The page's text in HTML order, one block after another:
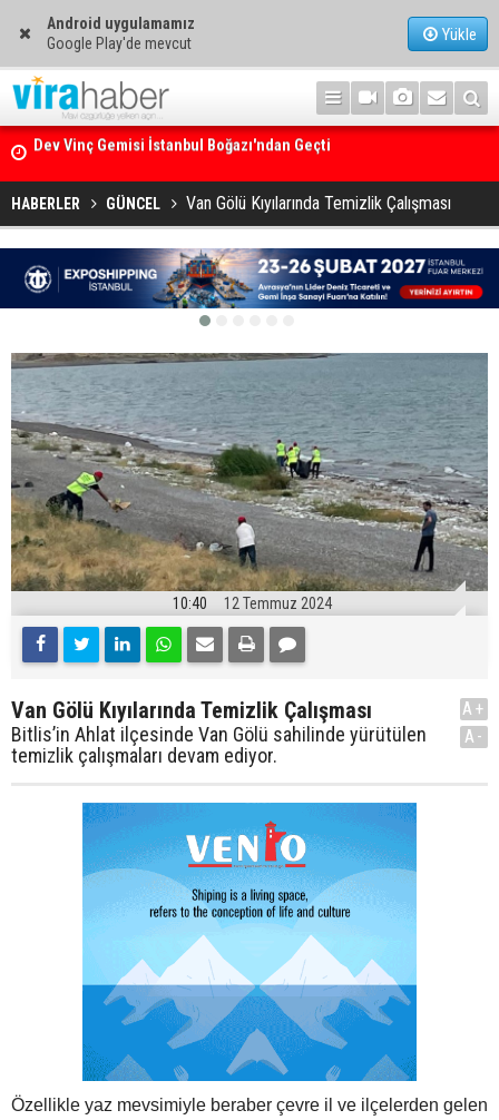
Android uygulamamız
Google Play'de mevcut
Yükle
Ege Denizi’nin En Büyük Mercan Ormanı
HABERLER GÜNCEL Van Gölü Kıyılarında Temizlik Çalışması
10:40 12 Temmuz 2024
Van Gölü Kıyılarında Temizlik Çalışması
Bitlis’in Ahlat ilçesinde Van Gölü sahilinde yürütülen
temizlik çalışmaları devam ediyor.
A+
A-
Özellikle yaz mevsimiyle beraber çevre il ve ilçelerden gelen